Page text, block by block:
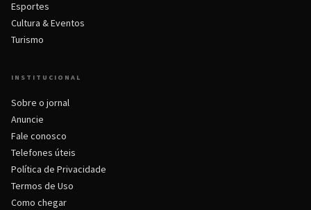
Esportes
Cultura & Eventos
Turismo
INSTITUCIONAL
Sobre o jornal
Anuncie
Fale conosco
Telefones úteis
Política de Privacidade
Termos de Uso
Como chegar